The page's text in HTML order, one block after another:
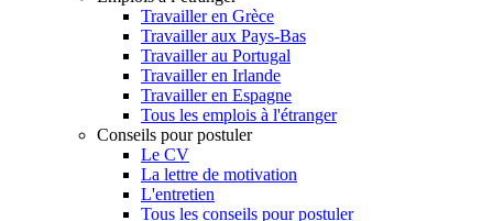
Travailler en Grèce
Travailler aux Pays-Bas
Travailler au Portugal
Travailler en Irlande
Travailler en Espagne
Tous les emplois à l'étranger
Conseils pour postuler
Le CV
La lettre de motivation
L'entretien
Tous les conseils pour postuler